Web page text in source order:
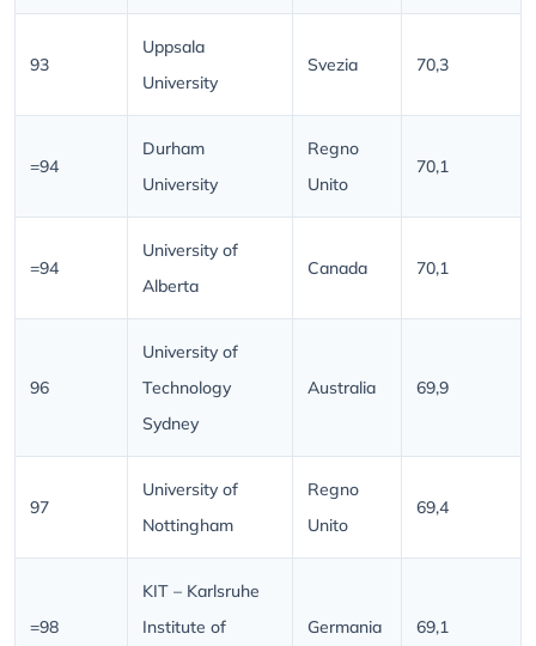
93
Uppsala
University
Svezia 70,3
=94
Durham
University
Regno
Unito
70,1
=94
University of
Alberta
Canada 70,1
96
University of
Technology
Sydney
Australia 69,9
97
University of
Nottingham
Regno
Unito
69,4
=98
KIT – Karlsruhe
Institute of
Germania 69,1